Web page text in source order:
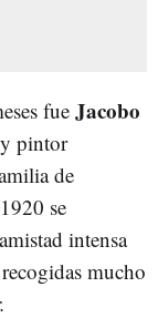
fue Jacobo
pintor
de
se
intensa
mucho